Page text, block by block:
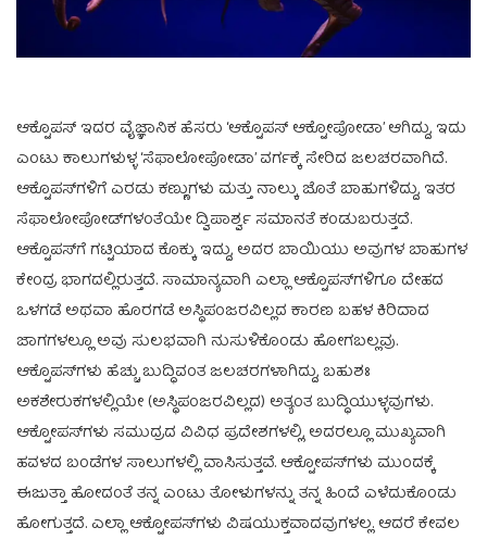
ಆಕ್ಟೊಪಸ್ ಇದರ ವೈಜ್ಞಾನಿಕ ಹೆಸರು ‘ಆಕ್ಟೊಪಸ್ ಆಕ್ಟೋಪೋಡಾ’ ಆಗಿದ್ದು, ಇದು
ಎಂಟು ಕಾಲುಗಳುಳ್ಳ ‘ಸೆಫಾಲೋಪೋಡಾ’ ವರ್ಗಕ್ಕೆ ಸೇರಿದ ಜಲಚರವಾಗಿದೆ.
ಆಕ್ಟೊಪಸ್‌ಗಳಿಗೆ ಎರಡು ಕಣ್ಣುಗಳು ಮತ್ತು ನಾಲ್ಕು ಜೊತೆ ಬಾಹುಗಳಿದ್ದು, ಇತರ
ಸೆಫಾಲೋಪೋಡ್‌ಗಳಂತೆಯೇ ದ್ವಿಪಾರ್ಶ್ವ ಸಮಾನತೆ ಕಂಡುಬರುತ್ತದೆ.
ಆಕ್ಟೊಪಸ್‌ಗೆ ಗಟ್ಟಿಯಾದ ಕೊಕ್ಕು ಇದ್ದು, ಅದರ ಬಾಯಿಯು ಅವುಗಳ ಬಾಹುಗಳ
ಕೇಂದ್ರ ಭಾಗದಲ್ಲಿರುತ್ತದೆ. ಸಾಮಾನ್ಯವಾಗಿ ಎಲ್ಲಾ ಆಕ್ಟೊಪಸ್‌ಗಳಿಗೂ ದೇಹದ
ಒಳಗಡೆ ಅಥವಾ ಹೊರಗಡೆ ಅಸ್ಥಿಪಂಜರವಿಲ್ಲದ ಕಾರಣ ಬಹಳ ಕಿರಿದಾದ
ಜಾಗಗಳಲ್ಲೂ ಅವು ಸುಲಭವಾಗಿ ನುಸುಳಿಕೊಂಡು ಹೋಗಬಲ್ಲವು.
ಆಕ್ಟೊಪಸ್‌ಗಳು ಹೆಚ್ಚು ಬುದ್ಧಿವಂತ ಜಲಚರಗಳಾಗಿದ್ದು, ಬಹುಶಃ
ಅಕಶೇರುಕಗಳಲ್ಲಿಯೇ (ಅಸ್ಥಿಪಂಜರವಿಲ್ಲದ) ಅತ್ಯಂತ ಬುದ್ಧಿಯುಳ್ಳವುಗಳು.
ಆಕ್ಟೋಪಸ್‌ಗಳು ಸಮುದ್ರದ ವಿವಿಧ ಪ್ರದೇಶಗಳಲ್ಲಿ, ಅದರಲ್ಲೂ ಮುಖ್ಯವಾಗಿ
ಹವಳದ ಬಂಡೆಗಳ ಸಾಲುಗಳಲ್ಲಿ ವಾಸಿಸುತ್ತವೆ. ಆಕ್ಟೋಪಸ್‌ಗಳು ಮುಂದಕ್ಕೆ
ಈಜುತ್ತಾ ಹೋದಂತೆ ತನ್ನ ಎಂಟು ತೋಳುಗಳನ್ನು ತನ್ನ ಹಿಂದೆ ಎಳೆದುಕೊಂಡು
ಹೋಗುತ್ತದೆ. ಎಲ್ಲಾ ಆಕ್ಟೋಪಸ್‌ಗಳು ವಿಷಯುಕ್ತವಾದವುಗಳಲ್ಲ. ಆದರೆ ಕೇವಲ